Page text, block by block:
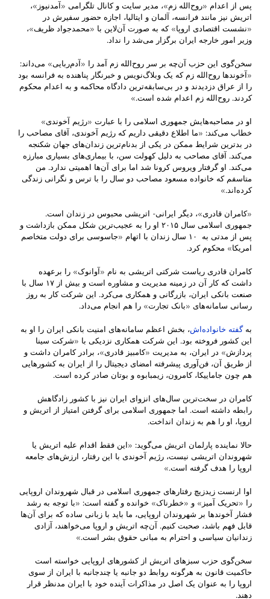
پس از اعدام «روح‌الله زم»، مدیر سایت و کانال تلگرامی «آمدنیوز»،
اتریش نیز مانند فرانسه، آلمان و ایتالیا، اجازه حضور سفیرش در
«نشست اقتصادی اروپا» که به صورت آن‌لاین با «محمدجواد ظریف»،
وزیر امور خارجه ایران برگزار می‌شد را نداد.
سخن‌گوی این حزب آن‌چه بر سر روح‌الله زم آمد را «آدم‌ربایی» می‌داند:
«آخوندها روح‌الله زم که یک وبلاگ‌نویس و خبرنگار پناهنده به فرانسه بود
را از عراق دزدیدند و در بی‌سابقه‌ترین دادگاه محاکمه و به اعدام محکوم
کردند. روح‌الله زم اعدام شده است.»
او در مصاحبه‌هایش جمهوری اسلامی را با عبارت «رژیم آخوندی»
خطاب می‌کند: «ما اطلاع دقیقی داریم که رژیم آخوندی، آقای مصاحب را
در بدترین شرایط ممکن در یکی از بدنام‌ترین زندان‌های جهان شکنجه
می‌کند. آقای مصاحب به دلیل کهولت سن، با بیماری‌های بسیاری مبارزه
می‌کند. او گرفتار ویروس کرونا شد اما برای آن‌‌ها اهمیتی ندارد. من
متاسفم که خانواده مسعود مصاحب دو سال را با ترس و نگرانی زندگی
کرده‌اند.»
«کامران قادری»، دیگر ایرانی- اتریشی محبوس در زندان است.
جمهوری اسلامی سال ۲۰۱۵ او را به عجیب‌ترین شکل ممکن بازداشت و
پس از مدتی به ۱۰ سال زندان با اتهام «جاسوسی برای دولت متخاصم
امریکا» محکوم کرد.
کامران قادری ریاست شرکتی اتریشی به نام «آوانوک» را برعهده
داشت که کار آن در زمینه مدیریت و مشاوره است و بیش از ۱۷ سال با
صنعت بانکی ایران، بازرگانی و همکاری می‌کرد. این شرکت کار به روز
رسانی سامانه‌های «بانک تجارت» را هم انجام می‌داد.
بهگفته خانواده‌اش، بخش اعظم سامانه‌های امنیت بانکی ایران را او به
این کشور فروخته بود. این شرکت همکاری نزدیکی با «شرکت سینا
پردازش» در ایران، به مدیریت «کامبیز قادری»، برادر کامران داشت و
از طریق آن، فن‌آوری پیشرفته امضای دیجیتال را از ایران به کشورهایی
هم چون جاماییکا، کامرون، زیمبابوه و بوتان صادر کرده است.
کامران در سخت‌ترین سال‌های انزوای ایران نیز با کشور زادگاهش
رابطه داشته است. اما جمهوری اسلامی برای گرفتن امتیاز از اتریش و
اروپا، او را هم به زندان انداخت.
حالا نماینده پارلمان اتریش می‌گوید: «این فقط اقدام علیه اتریش یا
شهروندان اتریشی نیست، رژیم آخوندی با این رفتار، ارزش‌های جامعه
اروپا را هدف گرفته است.»
اوا ارنست زیدزیچ رفتارهای جمهوری اسلامی در قبال شهروندان اروپایی
را «تحریک‌ آمیز» و «خطرناک» خوانده و گفته است: «با توجه به رشد
فشار آخوندها بر شهروندان اروپایی، ما باید با زبانی ساده که برای آن‌ها
قابل فهم باشد، صحبت کنیم. آن‌چه اتریش و اروپا می‌خواهند، آزادی
زندانیان سیاسی و احترام به مبانی حقوق بشر است.»
سخن‌گوی حزب سبزهای اتریش از کشورهای اروپایی خواسته است
حاکمیت قانون به هرگونه روابط دو جانبه یا چندجانبه با ایران از سوی
اروپا را به عنوان یک اصل در مذاکرات آینده خود با ایران مدنظر قرار
دهند.